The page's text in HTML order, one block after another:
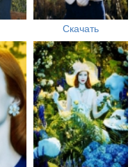
Скачать